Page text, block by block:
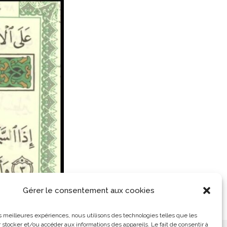
Gérer le consentement aux cookies
meilleures expériences, nous utilisons des technologies telles que les
stocker et/ou accéder aux informations des appareils. Le fait de consentir à